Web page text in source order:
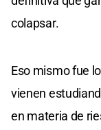
colapsar.
Eso mismo fue
vienen
en materia de